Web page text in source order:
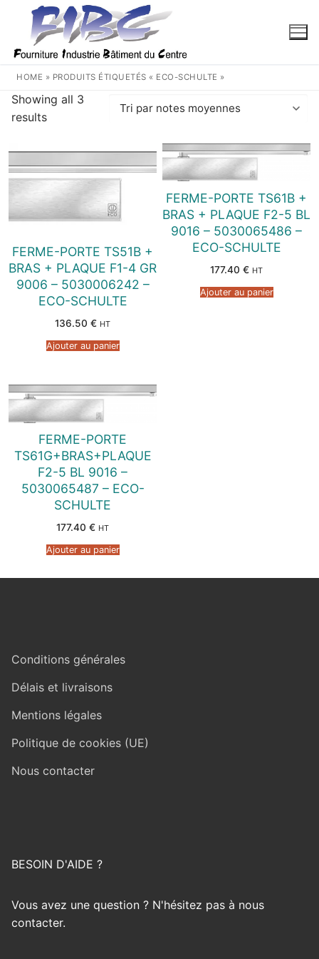
contenu
HOME » PRODUITS ÉTIQUETÉS « ECO-SCHULTE »
Showing all 3
results
Trié
note
moyenne
FERME-PORTE TS51B +
BRAS + PLAQUE F1-4 GR
9006 – 5030006242 –
ECO-SCHULTE
136.50 € HT
Ajouter au panier
FERME-PORTE TS61B +
BRAS + PLAQUE F2-5 BL
9016 – 5030065486 –
ECO-SCHULTE
177.40 € HT
Ajouter au panier
FERME-PORTE
TS61G+BRAS+PLAQUE
F2-5 BL 9016 –
5030065487 – ECO-
SCHULTE
177.40 € HT
Ajouter au panier
Conditions générales
Délais et livraisons
Mentions légales
Politique de cookies (UE)
Nous contacter
BESOIN D'AIDE ?
Vous avez une question ? N'hésitez pas à nous
contacter.